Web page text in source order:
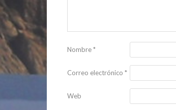
Nombre*
Correo electrónico *
Web